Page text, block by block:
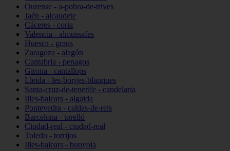
Ourense - a-pobra-de-trives
Jaén - alcaudete
Cáceres - coria
Valencia - almussafes
Huesca - graus
Zaragoza - alagón
Cantabria - penagos
Girona - cantallops
Lleida - les-borges-blanques
Santa-cruz-de-tenerife - candelaria
Illes-balears - algaida
Pontevedra - caldas-de-reis
Barcelona - torelló
Ciudad-real - ciudad-real
Toledo - torrijos
Illes-balears - bunyola